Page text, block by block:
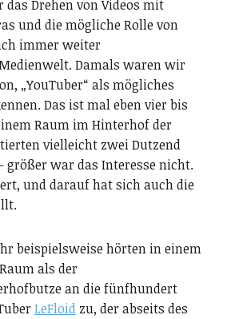
das Drehen von Videos mit
und die mögliche Rolle von
immer weiter
Damals waren wir
„YouTuber“ als mögliches
Das ist mal eben vier bis
Raum im Hinterhof der
vielleicht zwei Dutzend
größer war das Interesse nicht.
und darauf hat sich auch die
beispielsweise hörten in einem
als der
an die fünfhundert
LeFloidzu, der abseits des